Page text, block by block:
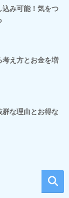
込み可能！気をつ
考え方とお金を増
群な理由とお得な